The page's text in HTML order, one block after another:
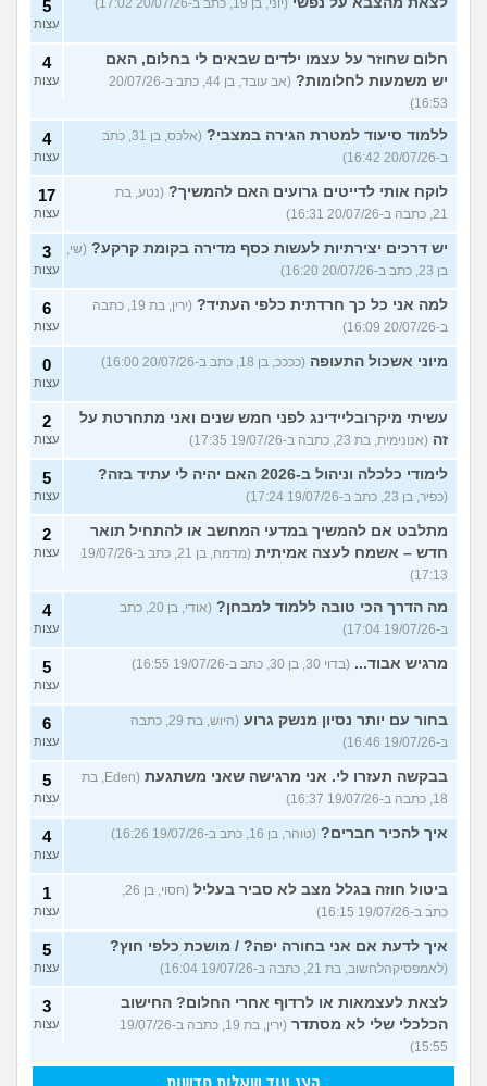
(יוני, בן 19, כתב ב-20/07/26 17:02) 5
עצות
חלום שחוזר על עצמו ילדים שבאים לי בחלום, האם
יש משמעות לחלומות?
(אב עובד, בן 44, כתב ב-20/07/26
16:53)
4
עצות
ללמוד סיעוד למטרת הגירה במצבי?
(אלכס, בן 31, כתב
ב-20/07/26 16:42)
4
עצות
לוקח אותי לדייטים גרועים האם להמשיך? (נטע, בת
21, כתבה ב-20/07/26 16:31)
17
עצות
יש דרכים יצירתיות לעשות כסף מדירה בקומת קרקע? (שי,
בן 23, כתב ב-20/07/26 16:20)
3
עצות
למה אני כל כך חרדתית כלפי העתיד?
(ירין, בת 19, כתבה
ב-20/07/26 16:09)
6
עצות
מיוני אשכול התעופה (ככככ, בן 18, כתב ב-20/07/26 16:00) 0
עצות
עשיתי מיקרובליידינג לפני חמש שנים ואני מתחרטת על
זה (אנונימית, בת 23, כתבה ב-19/07/26 17:35)
2
עצות
לימודי כלכלה וניהול ב-2026 האם יהיה לי עתיד בזה?
(כפיר, בן 23, כתב ב-19/07/26 17:24)
5
עצות
מתלבט אם להמשיך במדעי המחשב או להתחיל תואר
חדש – אשמח לעצה אמיתית
(מדמח, בן 21, כתב ב-19/07/26
17:13)
2
עצות
מה הדרך הכי טובה ללמוד למבחן?
(אודי, בן 20, כתב
ב-19/07/26 17:04)
4
עצות
מרגיש אבוד... (בדוי 30, בן 30, כתב ב-19/07/26 16:55) 5
עצות
בחור עם יותר נסיון מנשק גרוע
(היוש, בת 29, כתבה
ב-19/07/26 16:46)
6
עצות
בבקשה תעזרו לי. אני מרגישה שאני משתגעת
(Eden, בת
18, כתבה ב-19/07/26 16:37)
5
עצות
איך להכיר חברים? (טוהר, בן 16, כתב ב-19/07/26 16:26) 4
עצות
ביטול חוזה בגלל מצב לא סביר בעליל
(חסוי, בן 26,
כתב ב-19/07/26 16:15)
1
עצות
איך לדעת אם אני בחורה יפה? / מושכת כלפי חוץ?
(לאמפסיקהלחשוב, בת 21, כתבה ב-19/07/26 16:04)
5
עצות
לצאת לעצמאות או לרדוף אחרי החלום? החישוב
הכלכלי שלי לא מסתדר
(ירין, בת 19, כתבה ב-19/07/26
15:55)
3
עצות